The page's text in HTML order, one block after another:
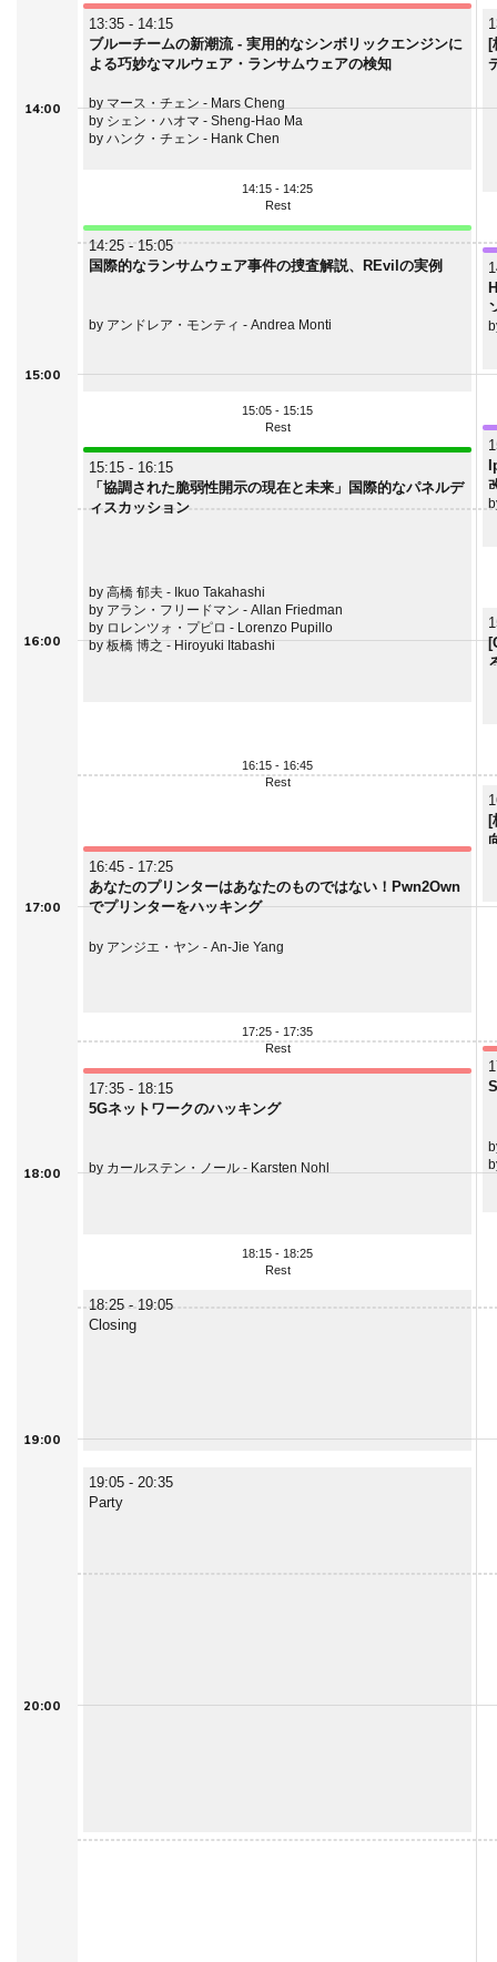
14:00
15:00
16:00
17:00
18:00
19:00
20:00
13:35 - 14:15
ブルーチームの新潮流 - 実用的なシンボリックエンジンに
よる巧妙なマルウェア・ランサムウェアの検知
by マース・チェン - Mars Cheng
by シェン・ハオマ - Sheng-Hao Ma
by ハンク・チェン - Hank Chen
14:15 - 14:25
Rest
14:25 - 15:05
国際的なランサムウェア事件の捜査解説、REvilの実例
by アンドレア・モンティ - Andrea Monti
15:05 - 15:15
Rest
15:15 - 16:15
「協調された脆弱性開示の現在と未来」国際的なパネルデ
ィスカッション
by 高橋 郁夫 - Ikuo Takahashi
by アラン・フリードマン - Allan Friedman
by ロレンツォ・プピロ - Lorenzo Pupillo
by 板橋 博之 - Hiroyuki Itabashi
16:15 - 16:45
Rest
16:45 - 17:25
あなたのプリンターはあなたのものではない！Pwn2Own
でプリンターをハッキング
by アンジエ・ヤン - An-Jie Yang
17:25 - 17:35
Rest
17:35 - 18:15
5Gネットワークのハッキング
by カールステン・ノール - Karsten Nohl
18:15 - 18:25
Rest
18:25 - 19:05
Closing
19:05 - 20:35
Party
[
[